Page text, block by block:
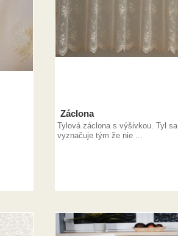
Záclona
Tylová záclona s výšivkou. Tyl sa
vyznačuje tým že nie ...